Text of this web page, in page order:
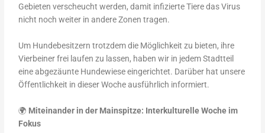
Gebieten verscheucht werden, damit infizierte Tiere das Virus
nicht noch weiter in andere Zonen tragen.
Um Hundebesitzern trotzdem die Möglichkeit zu bieten, ihre
Vierbeiner frei laufen zu lassen, haben wir in jedem Stadtteil
eine abgezäunte Hundewiese eingerichtet. Darüber hat unsere
Öffentlichkeit in dieser Woche ausführlich informiert.
🌍 Miteinander in der Mainspitze: Interkulturelle Woche im
Fokus